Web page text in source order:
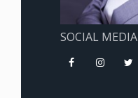
SOCIAL MEDIA